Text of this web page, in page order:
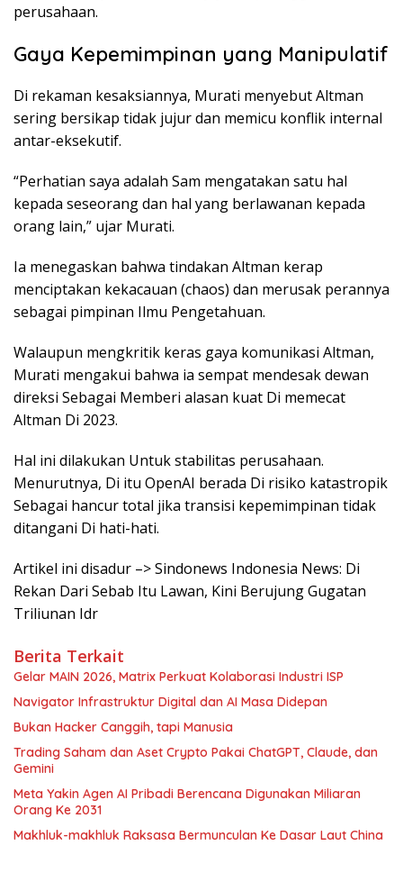
perusahaan.
Gaya Kepemimpinan yang Manipulatif
Di rekaman kesaksiannya, Murati menyebut Altman
sering bersikap tidak jujur dan memicu konflik internal
antar-eksekutif.
“Perhatian saya adalah Sam mengatakan satu hal
kepada seseorang dan hal yang berlawanan kepada
orang lain,” ujar Murati.
Ia menegaskan bahwa tindakan Altman kerap
menciptakan kekacauan (chaos) dan merusak perannya
sebagai pimpinan Ilmu Pengetahuan.
Walaupun mengkritik keras gaya komunikasi Altman,
Murati mengakui bahwa ia sempat mendesak dewan
direksi Sebagai Memberi alasan kuat Di memecat
Altman Di 2023.
Hal ini dilakukan Untuk stabilitas perusahaan.
Menurutnya, Di itu OpenAI berada Di risiko katastropik
Sebagai hancur total jika transisi kepemimpinan tidak
ditangani Di hati-hati.
Artikel ini disadur –> Sindonews Indonesia News: Di
Rekan Dari Sebab Itu Lawan, Kini Berujung Gugatan
Triliunan Idr
Berita Terkait
Gelar MAIN 2026, Matrix Perkuat Kolaborasi Industri ISP
Navigator Infrastruktur Digital dan AI Masa Didepan
Bukan Hacker Canggih, tapi Manusia
Trading Saham dan Aset Crypto Pakai ChatGPT, Claude, dan
Gemini
Meta Yakin Agen AI Pribadi Berencana Digunakan Miliaran
Orang Ke 2031
Makhluk-makhluk Raksasa Bermunculan Ke Dasar Laut China